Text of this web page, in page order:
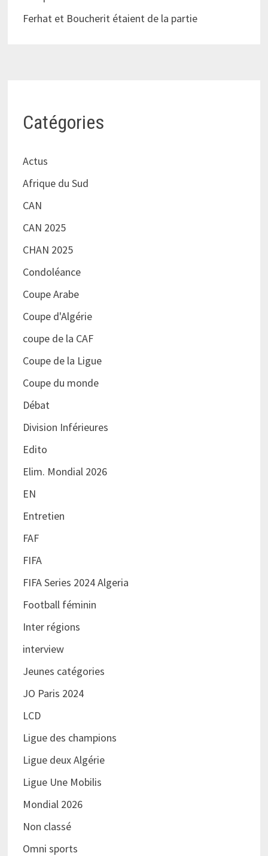
Ferhat et Boucherit étaient de la partie
Catégories
Actus
Afrique du Sud
CAN
CAN 2025
CHAN 2025
Condoléance
Coupe Arabe
Coupe d'Algérie
coupe de la CAF
Coupe de la Ligue
Coupe du monde
Débat
Division Inférieures
Edito
Elim. Mondial 2026
EN
Entretien
FAF
FIFA
FIFA Series 2024 Algeria
Football féminin
Inter régions
interview
Jeunes catégories
JO Paris 2024
LCD
Ligue des champions
Ligue deux Algérie
Ligue Une Mobilis
Mondial 2026
Non classé
Omni sports